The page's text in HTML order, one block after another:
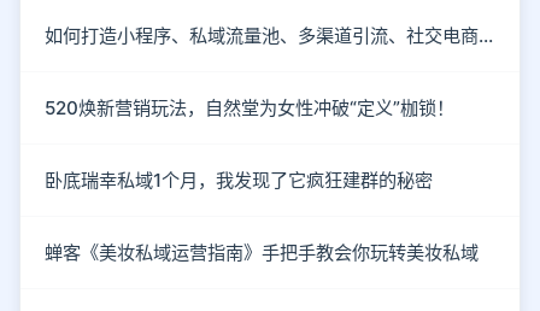
如何打造小程序、私域流量池、多渠道引流、社交电商玩法？
520焕新营销玩法，自然堂为女性冲破“定义”枷锁！
卧底瑞幸私域1个月，我发现了它疯狂建群的秘密
蝉客《美妆私域运营指南》手把手教会你玩转美妆私域